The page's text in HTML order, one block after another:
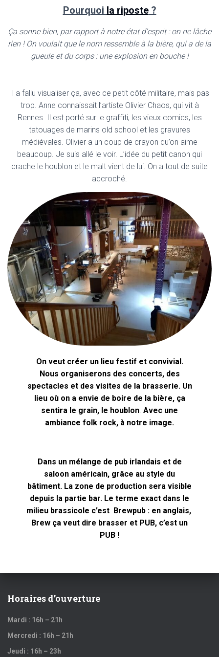
Pourquoi la riposte?
Ça sonne bien, par rapport à notre état d’esprit : on ne lâche
rien ! On voulait que le nom ressemble à la bière, qui a de la
gueule et du corps : une explosion en bouche !
Il a fallu visualiser ça, avec ce petit côté militaire, mais pas
trop. Anne connaissait l’artiste Olivier Chaos, qui vit à
Rennes. Il est porté sur le graffiti, les vieux comics, les
tatouages de marins old school et les gravures
médiévales. Olivier a un coup de crayon qu’on aime
beaucoup. Je suis allé le voir. L’idée du petit canon qui
crache le houblon et le malt vient de lui. On a tout de suite
accroché.
On veut créer un lieu festif et convivial.
Nous organiserons des concerts, des
spectacles et des visites de la brasserie. Un
lieu où on a envie de boire de la bière, ça
sentira le grain, le houblon. Avec une
ambiance folk rock, à notre image.
Dans un mélange de pub irlandais et de
saloon américain, grâce au style du
bâtiment. La zone de production sera visible
depuis la partie bar. Le terme exact dans le
milieu brassicole c’est Brewpub : en anglais,
Brew ça veut dire brasser et PUB, c’est un
PUB !
Horaires d’ouverture
Mardi : 16h – 21h
Mercredi : 16h – 21h
Jeudi : 16h – 23h